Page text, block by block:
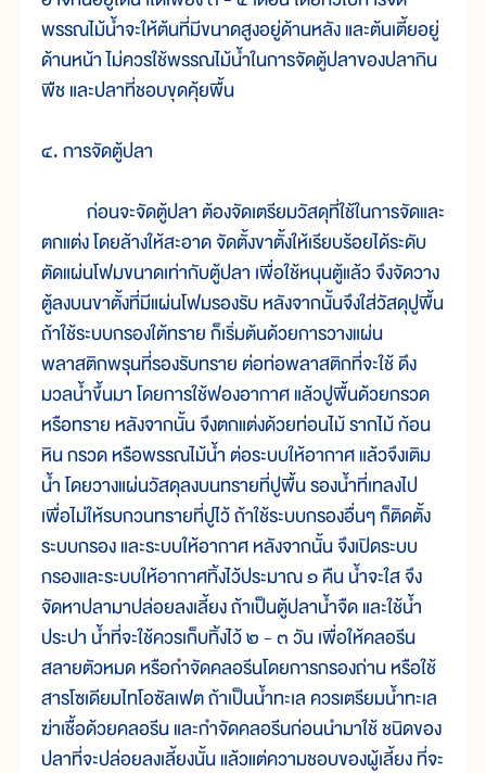
พรรณไม้น้ำจะให้ต้นที่มีขนาดสูงอยู่ด้านหลัง และต้นเตี้ยอยู่
ด้านหน้า ไม่ควรใช้พรรณไม้น้ำในการจัดตู้ปลาของปลากิน
พืช และปลาที่ชอบขุดคุ้ยพื้น
๔. การจัดตู้ปลา
ก่อนจะจัดตู้ปลา ต้องจัดเตรียมวัสดุที่ใช้ในการจัดและ
ตกแต่ง โดยล้างให้สะอาด จัดตั้งขาตั้งให้เรียบร้อยได้ระดับ
ตัดแผ่นโฟมขนาดเท่ากับตู้ปลา เพื่อใช้หนุนตู้แล้ว จึงจัดวาง
ตู้ลงบนขาตั้งที่มีแผ่นโฟมรองรับ หลังจากนั้นจึงใส่วัสดุปูพื้น
ถ้าใช้ระบบกรองใต้ทราย ก็เริ่มต้นด้วยการวางแผ่น
พลาสติกพรุนที่รองรับทราย ต่อท่อพลาสติกที่จะใช้ ดึง
มวลน้ำขึ้นมา โดยการใช้ฟองอากาศ แล้วปูพื้นด้วยกรวด
หรือทราย หลังจากนั้น จึงตกแต่งด้วยท่อนไม้ รากไม้ ก้อน
หิน กรวด หรือพรรณไม้น้ำ ต่อระบบให้อากาศ แล้วจึงเติม
น้ำ โดยวางแผ่นวัสดุลงบนทรายที่ปูพื้น รองน้ำที่เทลงไป
เพื่อไม่ให้รบกวนทรายที่ปูไว้ ถ้าใช้ระบบกรองอื่นๆ ก็ติดตั้ง
ระบบกรอง และระบบให้อากาศ หลังจากนั้น จึงเปิดระบบ
กรองและระบบให้อากาศทิ้งไว้ประมาณ ๑ คืน น้ำจะใส จึง
จัดหาปลามาปล่อยลงเลี้ยง ถ้าเป็นตู้ปลาน้ำจืด และใช้น้ำ
ประปา น้ำที่จะใช้ควรเก็บทิ้งไว้ ๒ - ๓ วัน เพื่อให้คลอรีน
สลายตัวหมด หรือกำจัดคลอรีนโดยการกรองถ่าน หรือใช้
สารโซเดียมไทโอซัลเฟต ถ้าเป็นน้ำทะเล ควรเตรียมน้ำทะเล
ฆ่าเชื้อด้วยคลอรีน และกำจัดคลอรีนก่อนนำมาใช้ ชนิดของ
ปลาที่จะปล่อยลงเลี้ยงนั้น แล้วแต่ความชอบของผู้เลี้ยง ที่จะ